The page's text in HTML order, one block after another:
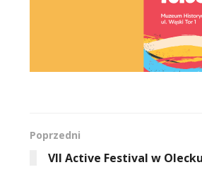
Poprzedni
VII Active Festival w Olecku